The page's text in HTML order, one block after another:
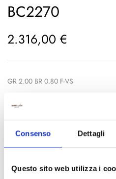
Consenso Dettagli
Questo sito web utilizza i
BC2270
2.316,00 €
GR 2.00 BR 0.80 F-VS
A: 21